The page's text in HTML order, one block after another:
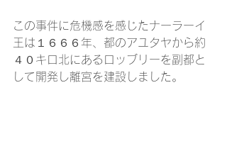
この事件に危機感を感じたナーラーイ
王は１６６６年、都のアユタヤから約
４０キロ北にあるロッブリーを副都と
して開発し離宮を建設しました。